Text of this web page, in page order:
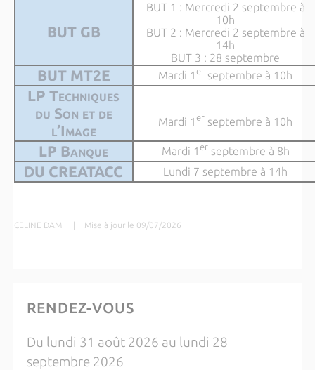
BUT GB
BUT 1 : Mercredi 2 septembre à
10h
BUT 2 : Mercredi 2 septembre à
14h
BUT 3 : 28 septembre
BUT MT2E Mardi 1 er septembre à 10h
LP Techniques
du Son et de
l’Image
Mardi 1 er septembre à 10h
LP Banque Mardi 1 er septembre à 8h
DU CREATACC Lundi 7 septembre à 14h
CELINE DAMI | Mise à jour le 09/07/2026
RENDEZ-VOUS
Du lundi 31 août 2026 au lundi 28
septembre 2026